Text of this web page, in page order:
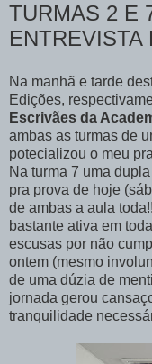
TURMAS 2 E
Na manhã e tarde
Edições,
Escrivães da
ambas as turmas de
potecializou o meu
Na turma 7 uma
pra prova de hoje
de ambas a aula
bastante ativa em
escusas por não
ontem (mesmo
de uma dúzia de
jornada gerou
tranquilidade